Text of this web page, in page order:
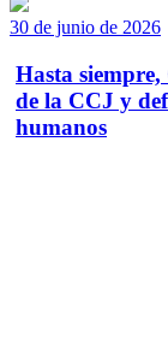
30 de junio de 2026
Hasta
de la CCJ y
humanos